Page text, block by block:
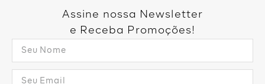
Assine nossa Newsletter
e Receba Promoções!